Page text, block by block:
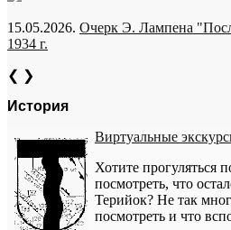
15.05.2026. Очерк Э. Лампена
1934 г.
❮ ❯
История
Виртуальные
Хотите прогуляться
посмотреть, что
Терийок? Не так
посмотреть и что